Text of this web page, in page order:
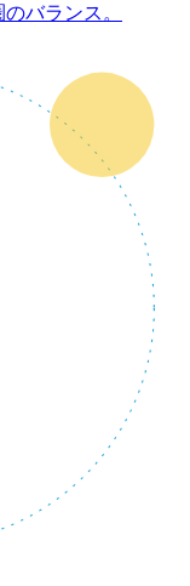
バランス。